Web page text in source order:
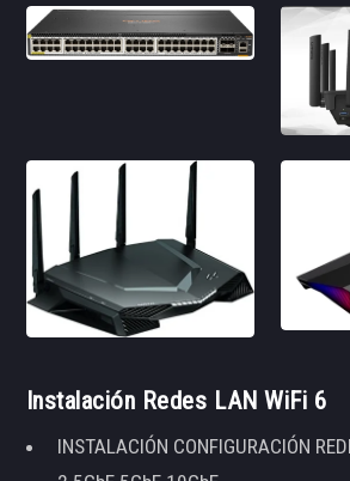
Instalación Redes LAN WiFi 6
INSTALACIÓN CONFIGURACIÓN